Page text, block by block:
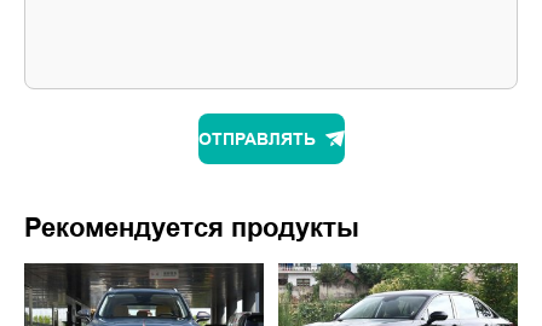
ОТПРАВЛЯТЬ
Рекомендуется продукты